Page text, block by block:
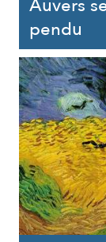
Auvers
pendu